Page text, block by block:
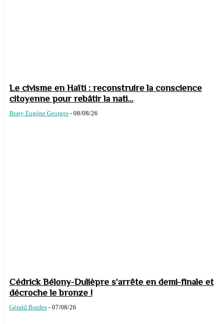
Le civisme en Haïti : reconstruire la conscience
citoyenne pour rebâtir la nati...
Bony Eugène Georges - 08/08/26
Cédrick Bélony-Dulièpre s’arrête en demi-finale et
décroche le bronze !
Gérald Bordes - 07/08/26